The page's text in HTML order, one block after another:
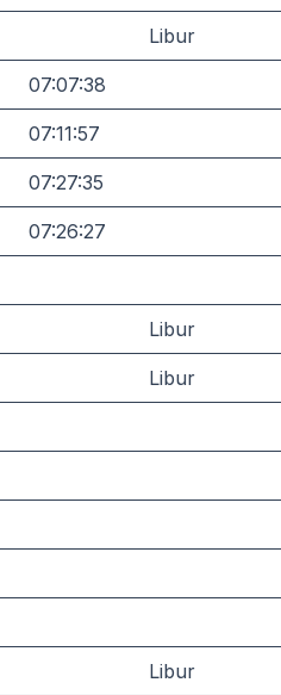
Libur
07:07:38
07:11:57
07:27:35
07:26:27
Libur
Libur
Libur